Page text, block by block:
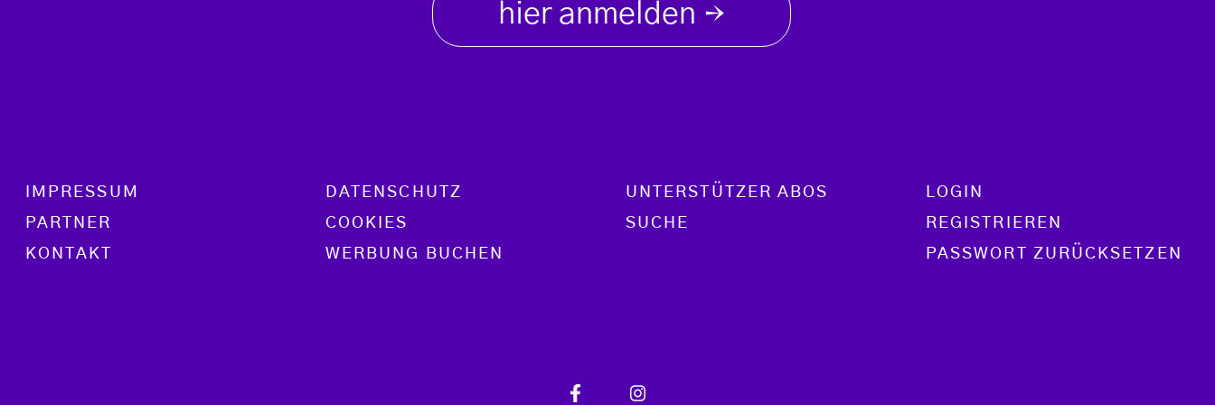
hier anmelden →
Footer menu
IMPRESSUM
PARTNER
KONTAKT
DATENSCHUTZ
COOKIES
WERBUNG BUCHEN
UNTERSTÜTZER ABOS
SUCHE
LOGIN
REGISTRIEREN
PASSWORT ZURÜCKSETZEN